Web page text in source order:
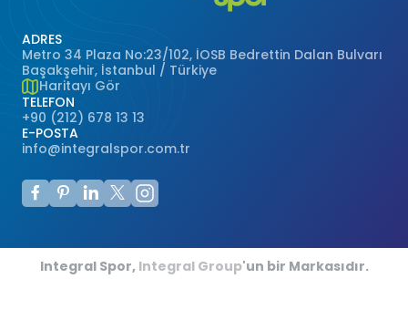
ADRES
Metro 34 Plaza No:23/102, İOSB Bedrettin Dalan Bulvarı
Başakşehir, İstanbul / Türkiye
Haritayı Gör
TELEFON
+90 (212) 678 13 13
E-POSTA
info@integralspor.com.tr
Integral Spor, Integral Group'un bir Markasıdır.